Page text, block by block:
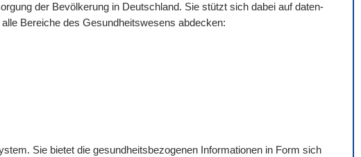
der Bevölkerung in Deutschland. Sie stützt sich dabei auf daten-
Bereiche des Gesundheitswesens abdecken:
Sie bietet die gesundheitsbezogenen Informationen in Form sich